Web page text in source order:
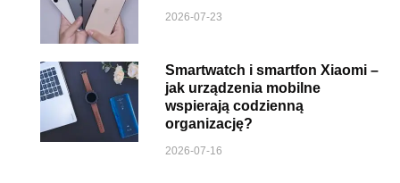
2026-07-23
Smartwatch i smartfon Xiaomi –
jak urządzenia mobilne
wspierają codzienną
organizację?
2026-07-16